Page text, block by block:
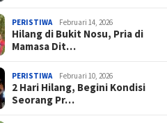
PERISTIWA Februari 14, 2026
Hilang di Bukit Nosu, Pria di
Mamasa Dit…
PERISTIWA Februari 10, 2026
2 Hari Hilang, Begini Kondisi
Seorang Pr…